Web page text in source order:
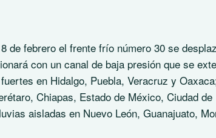
de febrero el frente frío número 30 se
con un canal de baja presión que se
en Hidalgo, Puebla, Veracruz y
Chiapas, Estado de México, Ciudad de
aisladas en Nuevo León, Guanajuato,